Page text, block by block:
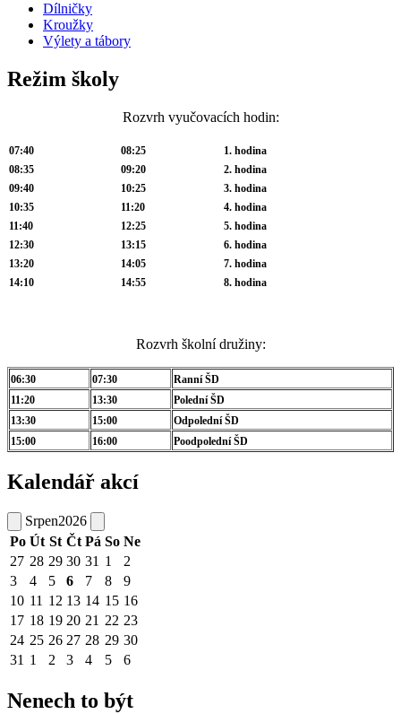
Dílničky
Kroužky
Výlety a tábory
Režim školy
Rozvrh vyučovacích hodin:
07:40 08:25
1. hodina
08:35
09:20
2. hodina
09:40
10:25
3. hodina
10:35
11:20
4. hodina
11:40
12:25
5. hodina
12:30
13:15
6. hodina
13:20
14:05
7. hodina
14:10
14:55 8. hodina
Rozvrh školní družiny:
06:30 07:30
Ranní ŠD
11:20
13:30
Polední ŠD
13:30
15:00
Odpolední ŠD
15:00
16:00 Poodpolední ŠD
Kalendář akcí
Srpen2026
Po Út St Čt Pá So Ne
27 28 29 30 31 1
2
3
4 5 6 7 8
9
10 11 12 13 14 15 16
17 18 19 20 21 22 23
24 25 26 27 28 29 30
31 1 2 3 4 5 6
Nenech to být